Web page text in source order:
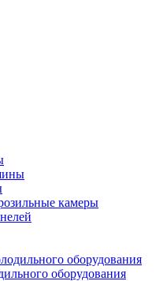
камеры
оборудования
оборудования